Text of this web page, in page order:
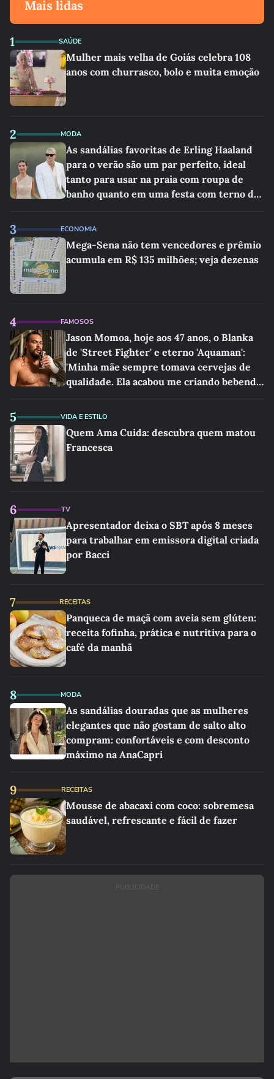
Mais lidas
1 SAÚDE
Mulher mais velha de Goiás celebra 108
anos com churrasco, bolo e muita emoção
2 MODA
As sandálias favoritas de Erling Haaland
para o verão são um par perfeito, ideal
tanto para usar na praia com roupa de
banho quanto em uma festa com terno de
3 ECONOMIA
Mega-Sena não tem vencedores e prêmio
acumula em R$ 135 milhões; veja dezenas
4 FAMOSOS
Jason Momoa, hoje aos 47 anos, o Blanka
de 'Street Fighter' e eterno 'Aquaman':
'Minha mãe sempre tomava cervejas de
qualidade. Ela acabou me criando bebendo
5 VIDA E ESTILO
Quem Ama Cuida: descubra quem matou
Francesca
6 TV
Apresentador deixa o SBT após 8 meses
para trabalhar em emissora digital criada
por Bacci
7 RECEITAS
Panqueca de maçã com aveia sem glúten:
receita fofinha, prática e nutritiva para o
café da manhã
8 MODA
As sandálias douradas que as mulheres
elegantes que não gostam de salto alto
compram: confortáveis e com desconto
máximo na AnaCapri
9 RECEITAS
Mousse de abacaxi com coco: sobremesa
saudável, refrescante e fácil de fazer
PUBLICIDADE